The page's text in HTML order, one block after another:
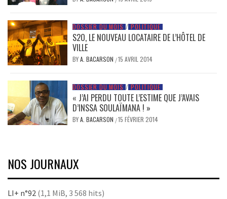
DOSSIER DU MOIS / POLITIQUE
S2O, LE NOUVEAU LOCATAIRE DE L’HÔTEL DE
VILLE
BYA. BACARSON /15 AVRIL 2014
DOSSIER DU MOIS / POLITIQUE
« J’AI PERDU TOUTE L’ESTIME QUE J’AVAIS
D’INSSA SOULAÏMANA ! »
BYA. BACARSON /15 FÉVRIER 2014
NOS JOURNAUX
LI+ n°92 (1,1 MiB, 3 568 hits)